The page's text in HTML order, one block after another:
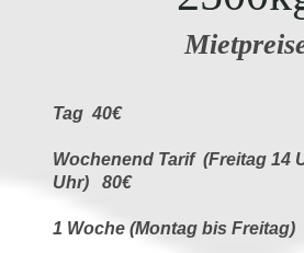
Tag 40€
Wochenend Tarif (Freitag 14
Uhr) 80€
1 Woche (Montag bis Freitag)